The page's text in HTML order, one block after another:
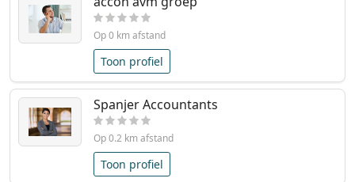
Op 0 km afstand
Toon profiel
Spanjer Accountants
Op 0.2 km afstand
Toon profiel